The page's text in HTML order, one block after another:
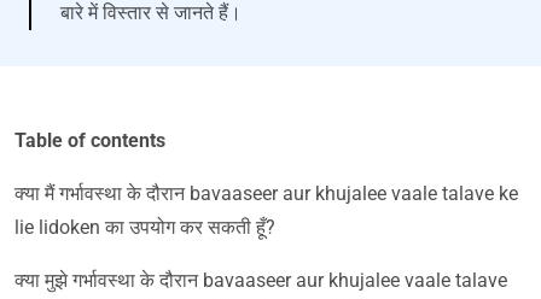
बारे में विस्तार से जानते हैं।
Table of contents
क्या मैं गर्भावस्था के दौरान bavaaseer aur khujalee vaale talave ke
lie lidoken का उपयोग कर सकती हूँ?
क्या मुझे गर्भावस्था के दौरान bavaaseer aur khujalee vaale talave